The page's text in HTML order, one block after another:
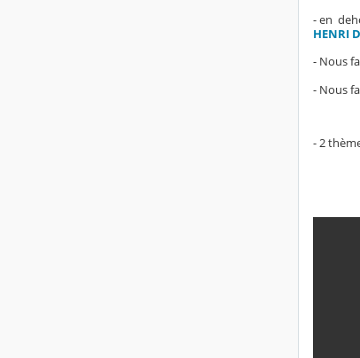
- en
HENRI
- Nous
- Nous
- 2